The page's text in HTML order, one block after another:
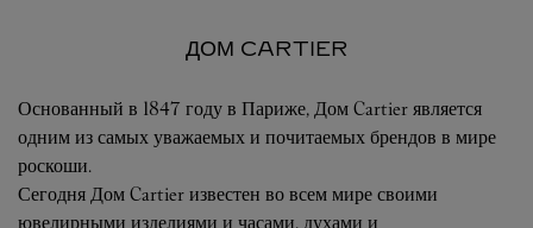
ДОМ CARTIER
Основанный в 1847 году в Париже, Дом Cartier является
одним из самых уважаемых и почитаемых брендов в мире
роскоши.
Сегодня Дом Cartier известен во всем мире своими
ювелирными изделиями и часами, духами и